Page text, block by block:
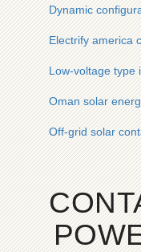
Dynamic
Electrify america
Low-voltage type
Oman solar
Off-grid solar